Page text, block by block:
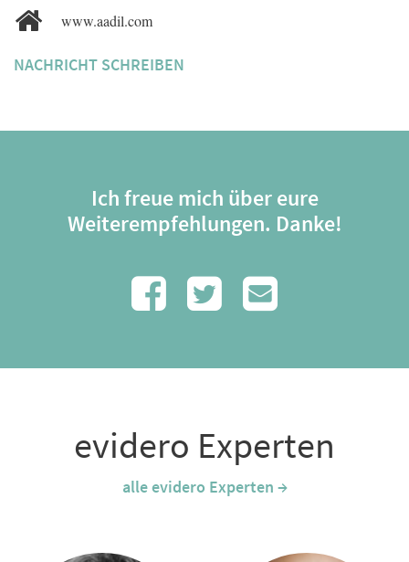
www.aadil.com
NACHRICHT SCHREIBEN
Ich freue mich über eure
Weiterempfehlungen. Danke!
evidero Experten
alle evidero Experten →